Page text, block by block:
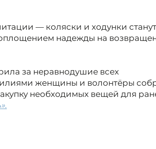
— коляски и ходунки станут
надежды на
за неравнодушие всех
женщины и волонтёры
необходимых вещей для